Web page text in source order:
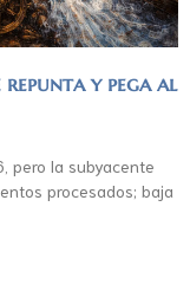
y pega al
pero la subyacente
procesados; baja